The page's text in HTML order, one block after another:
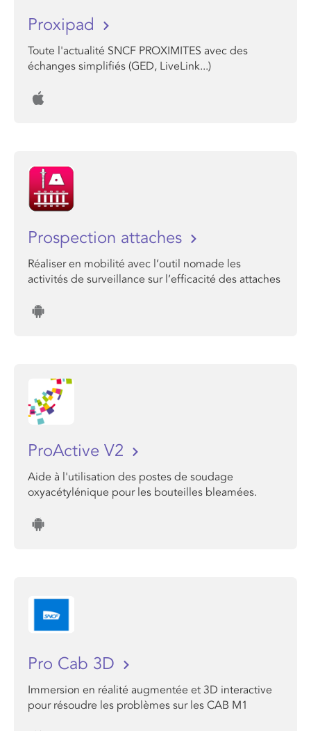
Proxipad
Toute l'actualité SNCF PROXIMITES avec des
échanges simplifiés (GED, LiveLink...)
Prospection attaches
Réaliser en mobilité avec l’outil nomade les
activités de surveillance sur l’efficacité des attaches
ProActive V2
Aide à l'utilisation des postes de soudage
oxyacétylénique pour les bouteilles bleamées.
Pro Cab 3D
Immersion en réalité augmentée et 3D interactive
pour résoudre les problèmes sur les CAB M1